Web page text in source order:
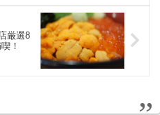
厳選8
！